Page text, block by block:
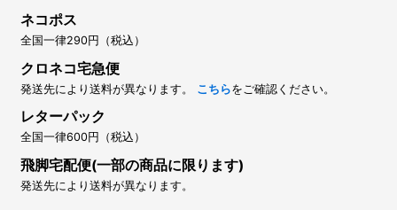
ネコポス
全国一律290円（税込）
クロネコ宅急便
発送先により送料が異なります。 こちらをご確認ください。
レターパック
全国一律600円（税込）
飛脚宅配便(一部の商品に限ります)
発送先により送料が異なります。